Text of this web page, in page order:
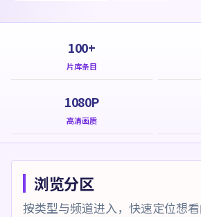
100+
片库条目
1080P
高清画质
浏览分区
按类型与频道进入，快速定位想